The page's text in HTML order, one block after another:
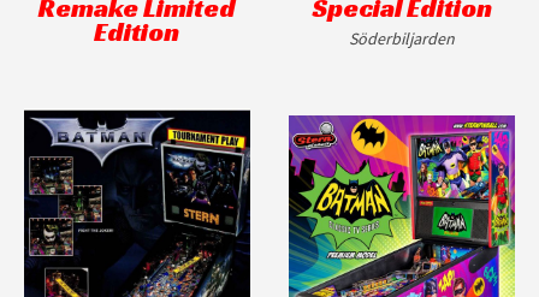
Remake Limited
Edition
Special Edition
Söderbiljarden